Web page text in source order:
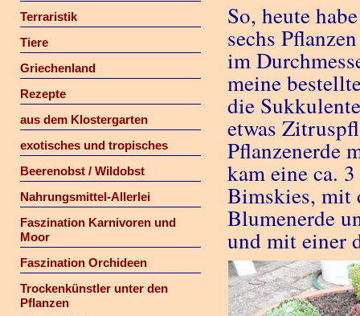
Terraristik
Tiere
Griechenland
Rezepte
aus dem Klostergarten
exotisches und tropisches
Beerenobst / Wildobst
Nahrungsmittel-Allerlei
Faszination Karnivoren und
Moor
Faszination Orchideen
Trockenkünstler unter den
Pflanzen
So, heute
sechs
im
meine
die
etwas
Pflanzenerde
kam eine ca.
Bimskies, mit
Blumenerde
und mit einer